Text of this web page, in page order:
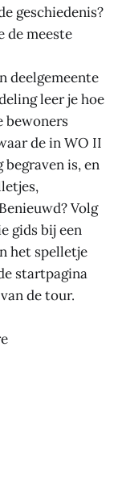
geschiedenis?
de meeste
deelgemeente
leer je hoe
bewoners
de in WO II
is, en
Volg
gids bij een
het spelletje
startpagina
de tour.